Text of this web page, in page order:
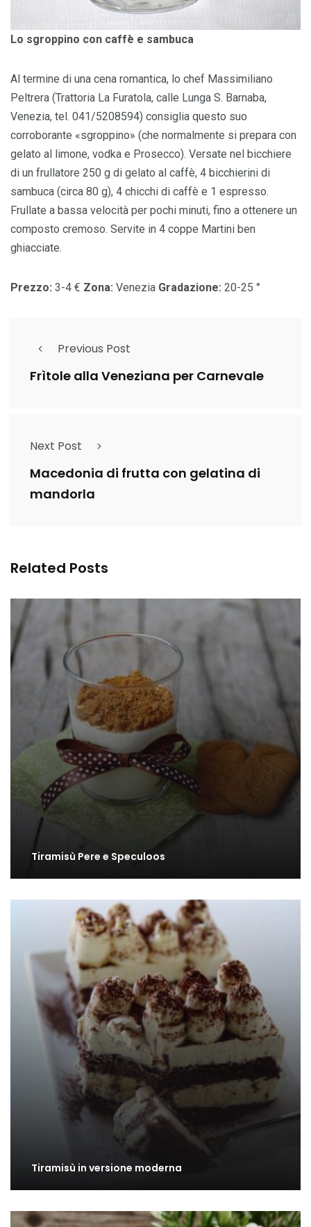
Lo sgroppino con caffè e sambuca
Al termine di una cena romantica, lo chef Massimiliano
Peltrera (Trattoria La Furatola, calle Lunga S. Barnaba,
Venezia, tel. 041/5208594) consiglia questo suo
corroborante «sgroppino» (che normalmente si prepara con
gelato al limone, vodka e Prosecco). Versate nel bicchiere
di un frullatore 250 g di gelato al caffè, 4 bicchierini di
sambuca (circa 80 g), 4 chicchi di caffè e 1 espresso.
Frullate a bassa velocità per pochi minuti, fino a ottenere un
composto cremoso. Servite in 4 coppe Martini ben
ghiacciate.
Prezzo: 3-4 € Zona: Venezia Gradazione: 20-25 °
Previous Post
Frìtole alla Veneziana per Carnevale
Next Post
Macedonia di frutta con gelatina di
mandorla
Related Posts
Tiramisù Pere e Speculoos
Tiramisù in versione moderna